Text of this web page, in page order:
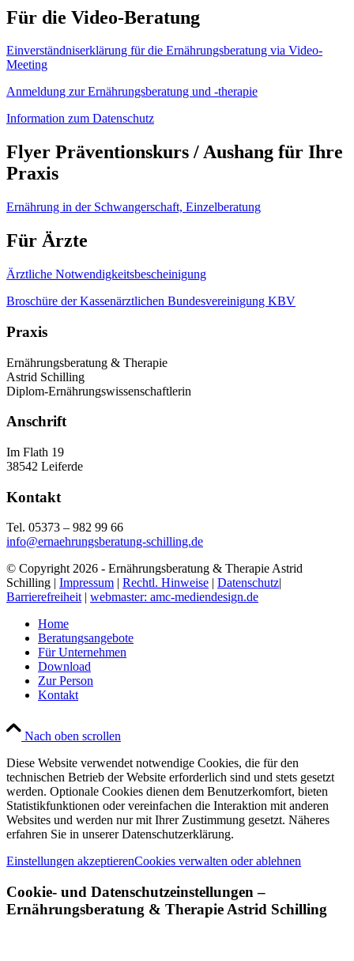
Für die Video-Beratung
Einverständniserklärung für die Ernährungsberatung via Video-
Meeting
Anmeldung zur Ernährungsberatung und -therapie
Information zum Datenschutz
Flyer Präventionskurs / Aushang für Ihre
Praxis
Ernährung in der Schwangerschaft, Einzelberatung
Für Ärzte
Ärztliche Notwendigkeitsbescheinigung
Broschüre der Kassenärztlichen Bundesvereinigung KBV
Praxis
Ernährungsberatung & Therapie
Astrid Schilling
Diplom-Ernährungswissenschaftlerin
Anschrift
Im Flath 19
38542 Leiferde
Kontakt
Tel. 05373 – 982 99 66
info@ernaehrungsberatung-schilling.de
© Copyright 2026 - Ernährungsberatung & Therapie Astrid
Schilling | Impressum | Rechtl. Hinweise | Datenschutz|
Barrierefreiheit | webmaster: amc-mediendesign.de
Home
Beratungsangebote
Für Unternehmen
Download
Zur Person
Kontakt
Nach oben scrollen
Diese Website verwendet notwendige Cookies, die für den
technischen Betrieb der Website erforderlich sind und stets gesetzt
werden. Optionale Cookies dienen dem Benutzerkomfort, bieten
Statistikfunktionen oder vereinfachen die Interaktion mit anderen
Websites und werden nur mit Ihrer Zustimmung gesetzt. Näheres
erfahren Sie in unserer Datenschutzerklärung.
Einstellungen akzeptierenCookies verwalten oder ablehnen
Cookie- und Datenschutzeinstellungen –
Ernährungsberatung & Therapie Astrid Schilling